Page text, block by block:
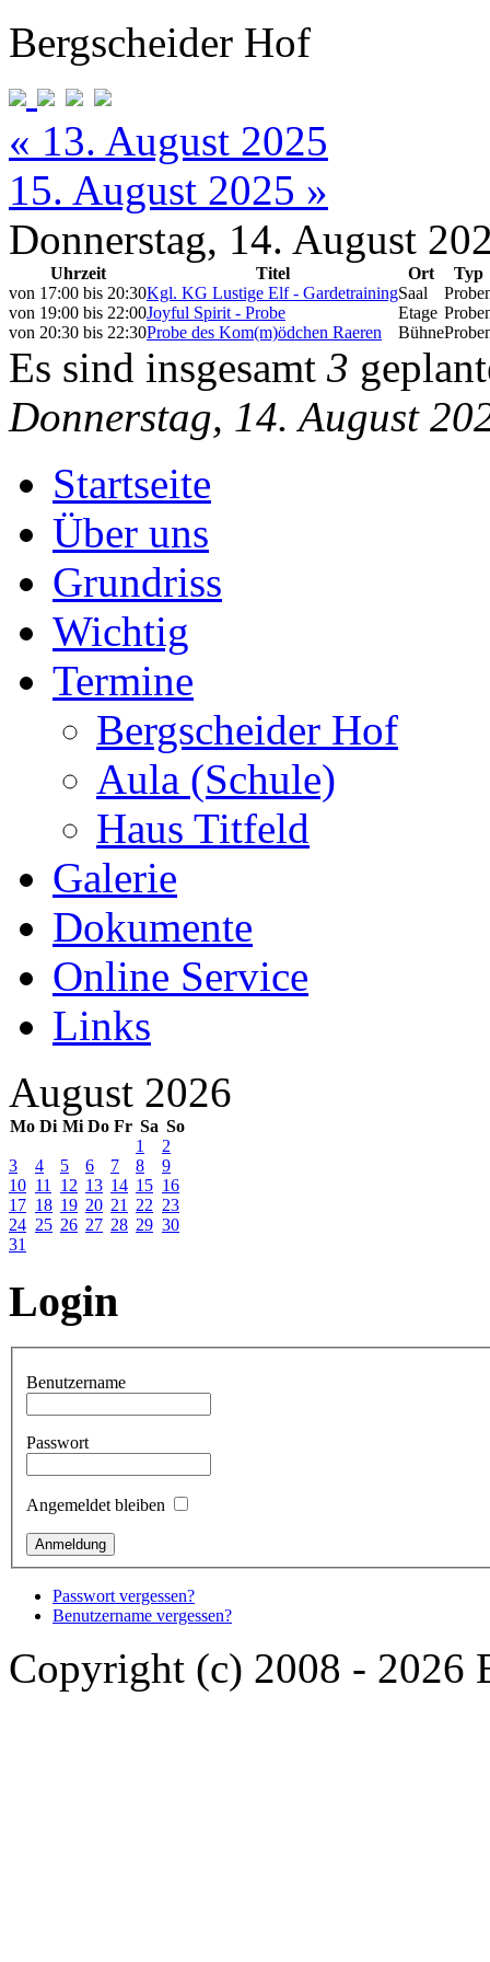
Bergscheider Hof
« 13. August 2025
15. August 2025 »
Donnerstag, 14. August
Uhrzeit Titel Ort
Typ
von 17:00 bis 20:30Kgl. KG Lustige Elf - GardetrainingSaal
von 19:00 bis 22:00Joyful Spirit - Probe Etage
von 20:30 bis 22:30Probe des Kom(m)ödchen Raeren Bühne
Es sind insgesamt 3
Donnerstag, 14. August
Startseite
Über uns
Grundriss
Wichtig
Termine
Bergscheider Hof
Aula (Schule)
Haus Titfeld
Galerie
Dokumente
Online Service
Links
August 2026
Mo Di Mi Do Fr Sa So
1
2
3
4 5 6 7 8
9
10 11 12 13 14 15 16
17 18 19 20 21 22 23
24 25 26 27 28 29 30
31
Login
Benutzername
Passwort
Angemeldet bleiben
Passwort vergessen?
Benutzername vergessen?
Copyright (c) 2008 - 2026